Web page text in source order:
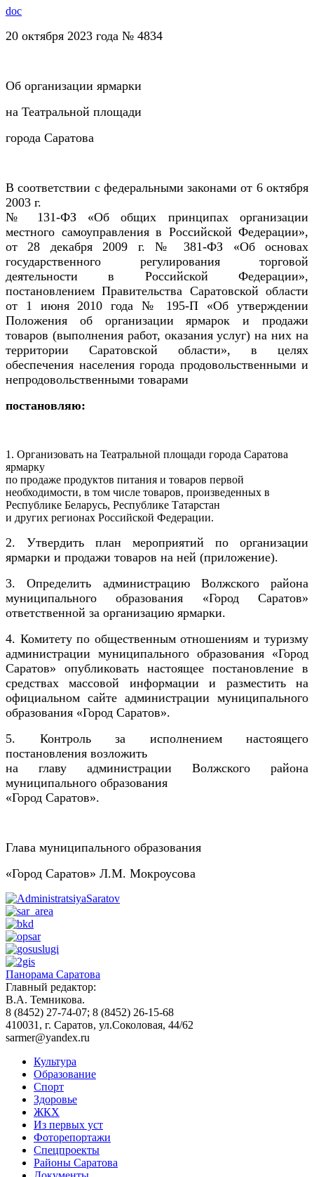
doc
20 октября 2023 года № 4834
Об организации ярмарки
на Театральной площади
города Саратова
В соответствии с федеральными законами от 6 октября
2003 г.
№ 131-ФЗ «Об общих принципах организации
местного самоуправления в Российской Федерации»,
от 28 декабря 2009 г. № 381-ФЗ «Об основах
государственного регулирования торговой
деятельности в Российской Федерации»,
постановлением Правительства Саратовской области
от 1 июня 2010 года № 195-П «Об утверждении
Положения об организации ярмарок и продажи
товаров (выполнения работ, оказания услуг) на них на
территории Саратовской области», в целях
обеспечения населения города продовольственными и
непродовольственными товарами
постановляю:
1. Организовать на Театральной площади города Саратова
ярмарку
по продаже продуктов питания и товаров первой
необходимости, в том числе товаров, произведенных в
Республике Беларусь, Республике Татарстан
и других регионах Российской Федерации.
2. Утвердить план мероприятий по организации
ярмарки и продажи товаров на ней (приложение).
3. Определить администрацию Волжского района
муниципального образования «Город Саратов»
ответственной за организацию ярмарки.
4. Комитету по общественным отношениям и туризму
администрации муниципального образования «Город
Саратов» опубликовать настоящее постановление в
средствах массовой информации и разместить на
официальном сайте администрации муниципального
образования «Город Саратов».
5. Контроль за исполнением настоящего
постановления возложить
на главу администрации Волжского района
муниципального образования
«Город Саратов».
Глава муниципального образования
«Город Саратов» Л.М. Мокроусова
Панорама Саратова
Главный редактор:
В.А. Темникова.
8 (8452) 27-74-07; 8 (8452) 26-15-68
410031, г. Саратов, ул.Соколовая, 44/62
sarmer@yandex.ru
Культура
Образование
Спорт
Здоровье
ЖКХ
Из пеpвых уст
Фоторепортажи
Спецпроекты
Районы Саратова